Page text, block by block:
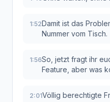
1:52Damit ist das
Nummer vom Tisch.
1:56So, jetzt fragt ihr
Feature, aber was
2:01Völlig berechtigte